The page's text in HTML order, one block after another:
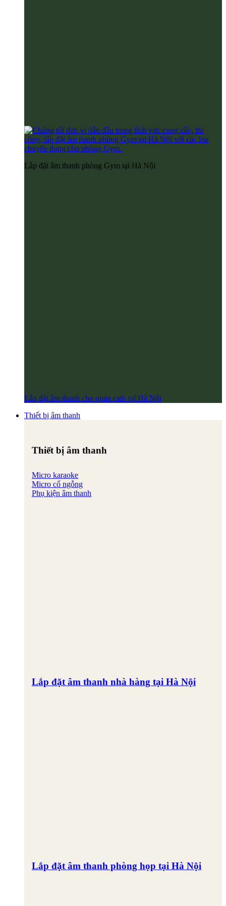
Lắp đặt âm thanh phòng Gym tại Hà Nội
Lắp đặt âm thanh cho quán cafe tại Hà Nội
Thiết bị âm thanh
Thiết bị âm thanh
Micro karaoke
Micro cổ ngỗng
Phụ kiện âm thanh
Lắp đặt âm thanh nhà hàng tại Hà Nội
Lắp đặt âm thanh phòng họp tại Hà Nội